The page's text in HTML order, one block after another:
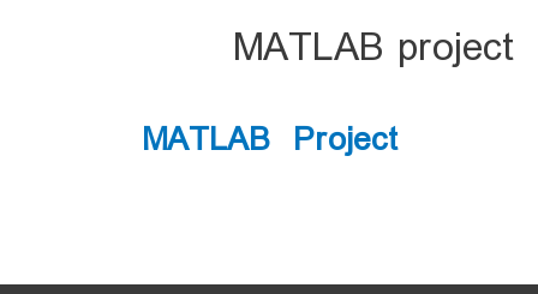
MATLAB project
MATLAB Project